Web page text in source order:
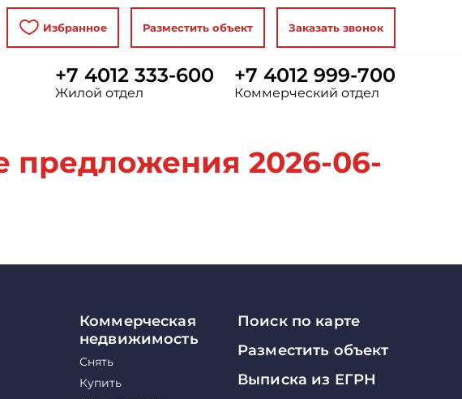
Избранное Разместить объект Заказать звонок
+7 4012 333-600
Жилой отдел
+7 4012 999-700
Коммерческий отдел
предложения 2026-06-
Коммерческая
недвижимость
Снять
Купить
Поиск по карте
Разместить объект
Выписка из ЕГРН